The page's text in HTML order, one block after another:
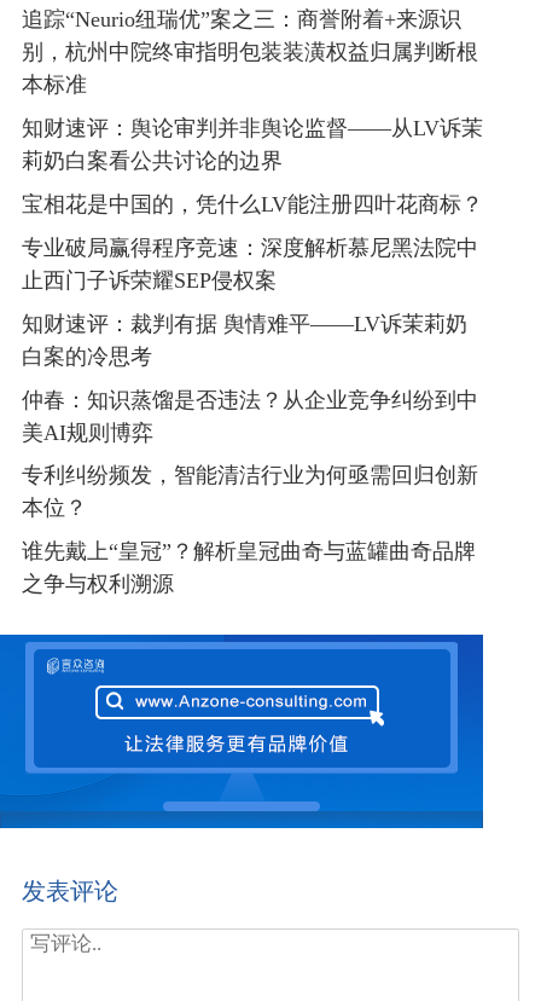
追踪“Neurio纽瑞优”案之三：商誉附着+来源识
别，杭州中院终审指明包装装潢权益归属判断根
本标准
知财速评：舆论审判并非舆论监督——从LV诉茉
莉奶白案看公共讨论的边界
宝相花是中国的，凭什么LV能注册四叶花商标？
专业破局赢得程序竞速：深度解析慕尼黑法院中
止西门子诉荣耀SEP侵权案
知财速评：裁判有据 舆情难平——LV诉茉莉奶
白案的冷思考
仲春：知识蒸馏是否违法？从企业竞争纠纷到中
美AI规则博弈
专利纠纷频发，智能清洁行业为何亟需回归创新
本位？
谁先戴上“皇冠”？解析皇冠曲奇与蓝罐曲奇品牌
之争与权利溯源
发表评论